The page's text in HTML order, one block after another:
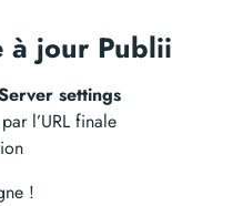
jour Publii
settings
l’URL finale
!